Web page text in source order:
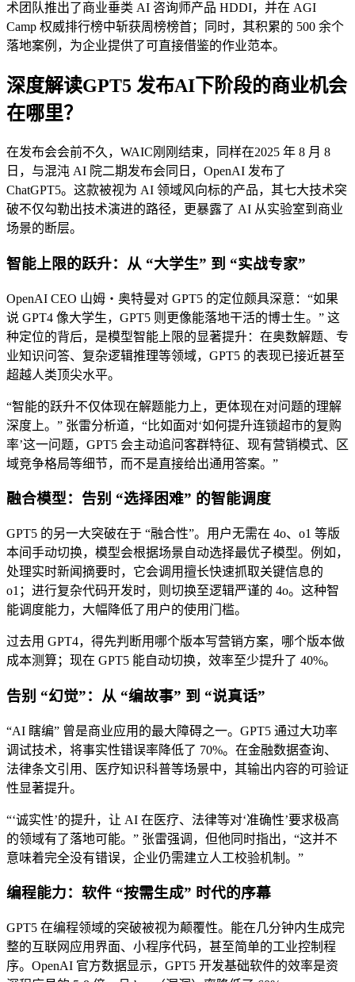
术团队推出了商业垂类 AI 咨询师产品 HDDI，并在 AGI
Camp 权威排行榜中斩获周榜榜首；同时，其积累的 500 余个
落地案例，为企业提供了可直接借鉴的作业范本。
深度解读GPT5 发布AI下阶段的商业机会
在哪里？
在发布会会前不久，WAIC刚刚结束，同样在2025 年 8 月 8
日，与混沌 AI 院二期发布会同日，OpenAI 发布了
ChatGPT5。这款被视为 AI 领域风向标的产品，其七大技术突
破不仅勾勒出技术演进的路径，更暴露了 AI 从实验室到商业
场景的断层。
智能上限的跃升：从 “大学生” 到 “实战专家”
OpenAI CEO 山姆・奥特曼对 GPT5 的定位颇具深意：“如果
说 GPT4 像大学生，GPT5 则更像能落地干活的博士生。” 这
种定位的背后，是模型智能上限的显著提升：在奥数解题、专
业知识问答、复杂逻辑推理等领域，GPT5 的表现已接近甚至
超越人类顶尖水平。
“智能的跃升不仅体现在解题能力上，更体现在对问题的理解
深度上。” 张雷分析道，“比如面对‘如何提升连锁超市的复购
率’这一问题，GPT5 会主动追问客群特征、现有营销模式、区
域竞争格局等细节，而不是直接给出通用答案。”
融合模型：告别 “选择困难” 的智能调度
GPT5 的另一大突破在于 “融合性”。用户无需在 4o、o1 等版
本间手动切换，模型会根据场景自动选择最优子模型。例如，
处理实时新闻摘要时，它会调用擅长快速抓取关键信息的
o1；进行复杂代码开发时，则切换至逻辑严谨的 4o。这种智
能调度能力，大幅降低了用户的使用门槛。
过去用 GPT4，得先判断用哪个版本写营销方案，哪个版本做
成本测算；现在 GPT5 能自动切换，效率至少提升了 40%。
告别 “幻觉”：从 “编故事” 到 “说真话”
“AI 瞎编” 曾是商业应用的最大障碍之一。GPT5 通过大功率
调试技术，将事实性错误率降低了 70%。在金融数据查询、
法律条文引用、医疗知识科普等场景中，其输出内容的可验证
性显著提升。
“‘诚实性’的提升，让 AI 在医疗、法律等对‘准确性’要求极高
的领域有了落地可能。” 张雷强调，但他同时指出，“这并不
意味着完全没有错误，企业仍需建立人工校验机制。”
编程能力：软件 “按需生成” 时代的序幕
GPT5 在编程领域的突破被视为颠覆性。能在几分钟内生成完
整的互联网应用界面、小程序代码，甚至简单的工业控制程
序。OpenAI 官方数据显示，GPT5 开发基础软件的效率是资